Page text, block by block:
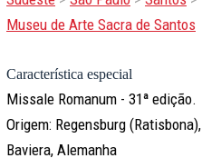
Museu de Arte Sacra de Santos
Característica especial
Missale Romanum - 31ª edição.
Origem: Regensburg (Ratisbona),
Baviera, Alemanha